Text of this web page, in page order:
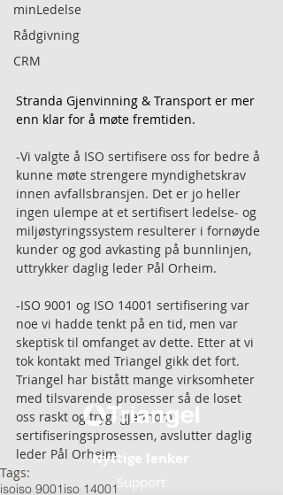
minLedelse
Rådgivning
CRM
Stranda Gjenvinning & Transport er mer
enn klar for å møte fremtiden.
-Vi valgte å ISO sertifisere oss for bedre å
kunne møte strengere myndighetskrav
innen avfallsbransjen. Det er jo heller
ingen ulempe at et sertifisert ledelse- og
miljøstyringssystem resulterer i fornøyde
kunder og god avkasting på bunnlinjen,
uttrykker daglig leder Pål Orheim.
-ISO 9001 og ISO 14001 sertifisering var
noe vi hadde tenkt på en tid, men var
skeptisk til omfanget av dette. Etter at vi
tok kontakt med Triangel gikk det fort.
Triangel har bistått mange virksomheter
med tilsvarende prosesser så de loset
oss raskt og trygt gjennom
sertifiseringsprosessen, avslutter daglig
leder Pål Orheim.
Tags:
isoiso 9001iso 14001
Nyttige lenker
Support